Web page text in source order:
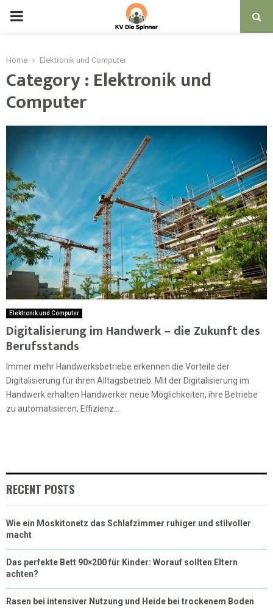
PRIMARY
Home Elektronik und Computer
Category : Elektronik und
Computer
Elektronik und Computer
Digitalisierung im Handwerk – die Zukunft des
Berufsstands
Immer mehr Handwerksbetriebe erkennen die Vorteile der
Digitalisierung für ihren Alltagsbetrieb. Mit der Digitalisierung im
Handwerk erhalten Handwerker neue Möglichkeiten, ihre Betriebe
zu automatisieren, Effizienz...
RECENT POSTS
Wie ein Moskitonetz das Schlafzimmer ruhiger und stilvoller
macht
Das perfekte Bett 90×200 für Kinder: Worauf sollten Eltern
achten?
Rasen bei intensiver Nutzung und Heide bei trockenem Boden